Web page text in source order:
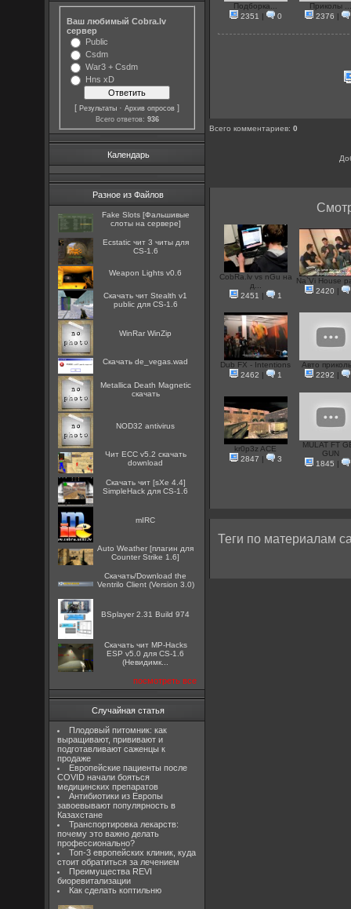
Ваш любимый Cobra.lv
сервер
Public
Csdm
War3 + Csdm
Hns xD
[Результаты ·Архив опросов ]
Всего ответов: 936
Календарь
Разное из Файлов
Fake Slots [Фальшивые
слоты на сервере]
Ecstatic чит 3 читы для
CS-1.6
Weapon Lights v0.6
Скачать чит Stealth v1
public для CS-1.6
WinRar WinZip
Скачать de_vegas.wad
Metallica Death Magnetic
скачать
NOD32 antivirus
Чит ECC v5.2 скачать
download
Скачать чит [sXe 4.4]
SimpleHack для CS-1.6
mIRC
Auto Weather [плагин для
Counter Strike 1.6]
Скачать/Download the
Ventrilo Client (Version 3.0)
BSplayer 2.31 Build 974
Скачать чит MP-Hacks
ESP v5.0 для CS-1.6
(Невидимк...
посмотреть все
Случайная статья
Плодовый питомник: как
выращивают, прививают и
подготавливают саженцы к
продаже
Европейские пациенты после
COVID начали бояться
медицинских препаратов
Антибиотики из Европы
завоевывают популярность в
Казахстане
Транспортировка лекарств:
почему это важно делать
профессионально?
Топ-3 европейских клиник, куда
стоит обратиться за лечением
Преимущества REVI
биоревитализации
Как сделать коптильню
Подборка...
2351 | 0
Приколы
2376 |
Всего комментариев:0
CobRa.lv vs nGu на
д...
2451 | 1
Na`Vi House
2420 |
Dub FX - Intentions
2462 | 1
Авто
2292 |
kr0p3z ACE
2847 | 3
MULAT FT
GUN
1845 |
Теги по материалам